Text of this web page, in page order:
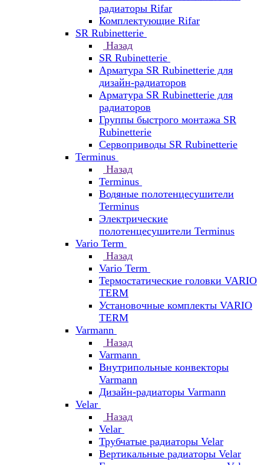
радиаторы Rifar
Комплектующие Rifar
SR Rubinetterie
Назад
SR Rubinetterie
Арматура SR Rubinetterie для
дизайн-радиаторов
Арматура SR Rubinetterie для
радиаторов
Группы быстрого монтажа SR
Rubinetterie
Сервоприводы SR Rubinetterie
Terminus
Назад
Terminus
Водяные полотенцесушители
Terminus
Электрические
полотенцесушители Terminus
Vario Term
Назад
Vario Term
Термостатические головки VARIO
TERM
Установочные комплекты VARIO
TERM
Varmann
Назад
Varmann
Внутрипольные конвекторы
Varmann
Дизайн-радиаторы Varmann
Velar
Назад
Velar
Трубчатые радиаторы Velar
Вертикальные радиаторы Velar